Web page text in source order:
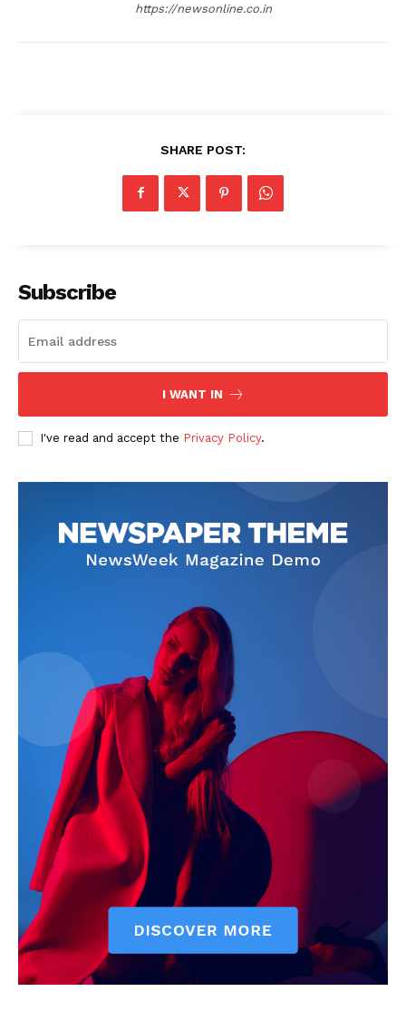
https://newsonline.co.in
SHARE POST:
Subscribe
I WANT IN
I've read and accept the Privacy Policy.